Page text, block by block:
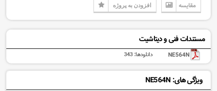
مقایسه افزودن به پروژه
مستندات فنی و دیتاشیت
NE564N دانلودها: 343
ویژگی های: NE564N